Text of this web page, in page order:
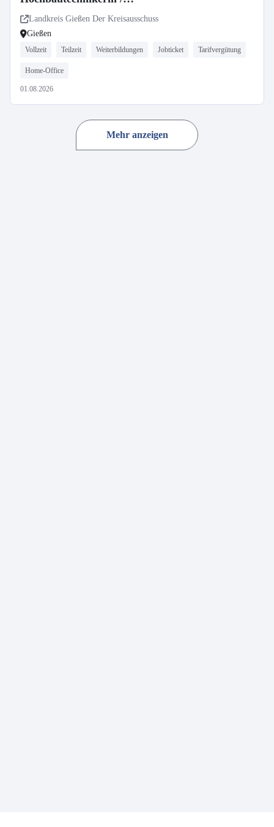
Hochbautechniker (w/m/d)
Landkreis Gießen Der Kreisausschuss
Gießen
Vollzeit Teilzeit Weiterbildungen Jobticket Tarifvergütung
Home-Office
01.08.2026
Mehr anzeigen